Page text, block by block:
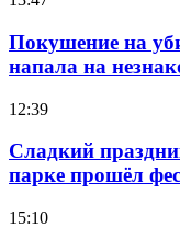
Покушение на
напала на
12:39
Сладкий
парке прошёл
15:10